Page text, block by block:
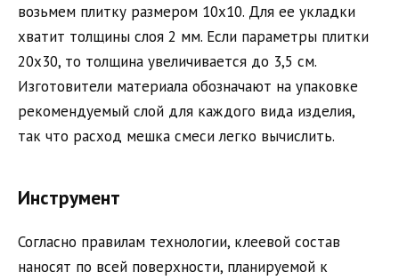
возьмем плитку размером 10х10. Для ее укладки
хватит толщины слоя 2 мм. Если параметры плитки
20х30, то толщина увеличивается до 3,5 см.
Изготовители материала обозначают на упаковке
рекомендуемый слой для каждого вида изделия,
так что расход мешка смеси легко вычислить.
Инструмент
Согласно правилам технологии, клеевой состав
наносят по всей поверхности, планируемой к